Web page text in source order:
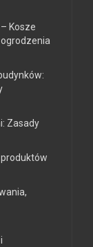
Kosze
Zasady
produktów